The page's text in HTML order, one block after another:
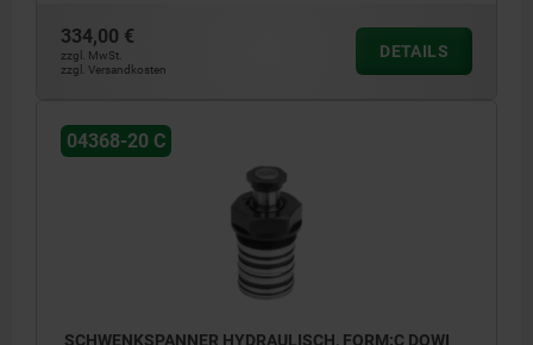
Form B: Flansch unten
Form C: Einschraubgewinde
1) Einbaukontur
3) Bei den einfach wirkenden Zylindern wird
der Anschluss mit einem eingebauten
Sinterfilter ausgerüstet
4) links schwenkend
334,00 €
zzgl. MwSt.
zzgl. Versandkosten
DETAILS
04368-20 C
SCHWENKSPANNER HYDRAULISCH, FORM:C DOWI